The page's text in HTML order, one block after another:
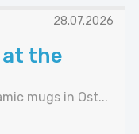
28.07.2026
the
mugs in Ost...